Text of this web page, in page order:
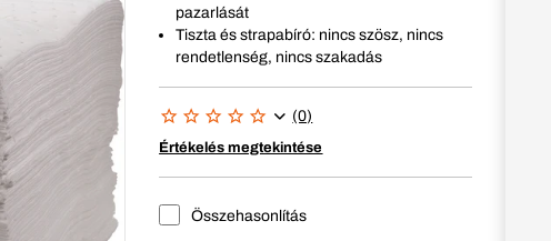
pazarlását
Tiszta és strapabíró: nincs szösz, nincs
rendetlenség, nincs szakadás
(0)
Értékelés megtekintése
Összehasonlítás